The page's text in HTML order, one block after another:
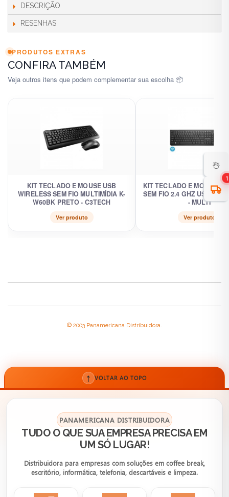
DESCRIÇÃO
RESENHAS
PRODUTOS EXTRAS
CONFIRA TAMBÉM
Veja outros itens que podem complementar sua escolha 📦
KIT TECLADO E MOUSE USB
WIRELESS SEM FIO MULTIMÍDIA K-
W60BK PRETO - C3TECH
Ver produto
KIT TECLADO E MOUSE
SEM FIO 2.4 GHZ USB
- MULTI
Ver produto
☃️
1
© 2003 Panamericana Distribuidora.
↑ VOLTAR AO TOPO
PANAMERICANA DISTRIBUIDORA
TUDO O QUE SUA EMPRESA PRECISA EM
UM SÓ LUGAR!
Distribuidora para empresas com soluções em coffee break,
escritório, informática, telefonia, descartáveis e limpeza.